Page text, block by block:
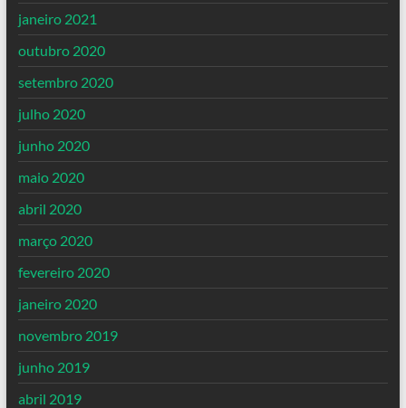
janeiro 2021
outubro 2020
setembro 2020
julho 2020
junho 2020
maio 2020
abril 2020
março 2020
fevereiro 2020
janeiro 2020
novembro 2019
junho 2019
abril 2019